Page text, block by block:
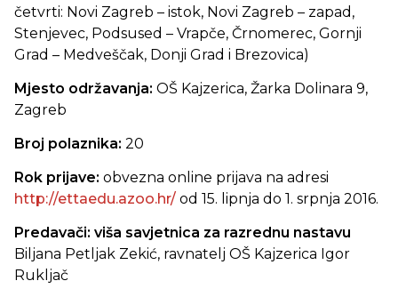
četvrti: Novi Zagreb – istok, Novi Zagreb – zapad,
Stenjevec, Podsused – Vrapče, Črnomerec, Gornji
Grad – Medveščak, Donji Grad i Brezovica)
Mjesto održavanja: OŠ Kajzerica, Žarka Dolinara 9,
Zagreb
Broj polaznika: 20
Rok prijave: obvezna online prijava na adresi
http://ettaedu.azoo.hr/ od 15. lipnja do 1. srpnja 2016.
Predavači: viša savjetnica za razrednu nastavu
Biljana Petljak Zekić, ravnatelj OŠ Kajzerica Igor
Rukljač